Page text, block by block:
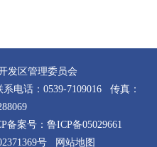
发区管理委员会
电话：0539-7109016 传真：
备案号： 鲁ICP备05029661
号
网站地图